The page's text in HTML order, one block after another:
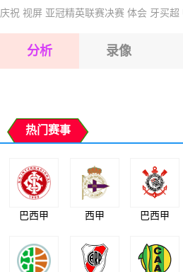
2026-08-17 【国际友谊】 摩
庆祝 视屏 亚冠精英联赛决赛 体会 牙买超
分析 录像
热门赛事
巴西甲 西甲 巴西甲